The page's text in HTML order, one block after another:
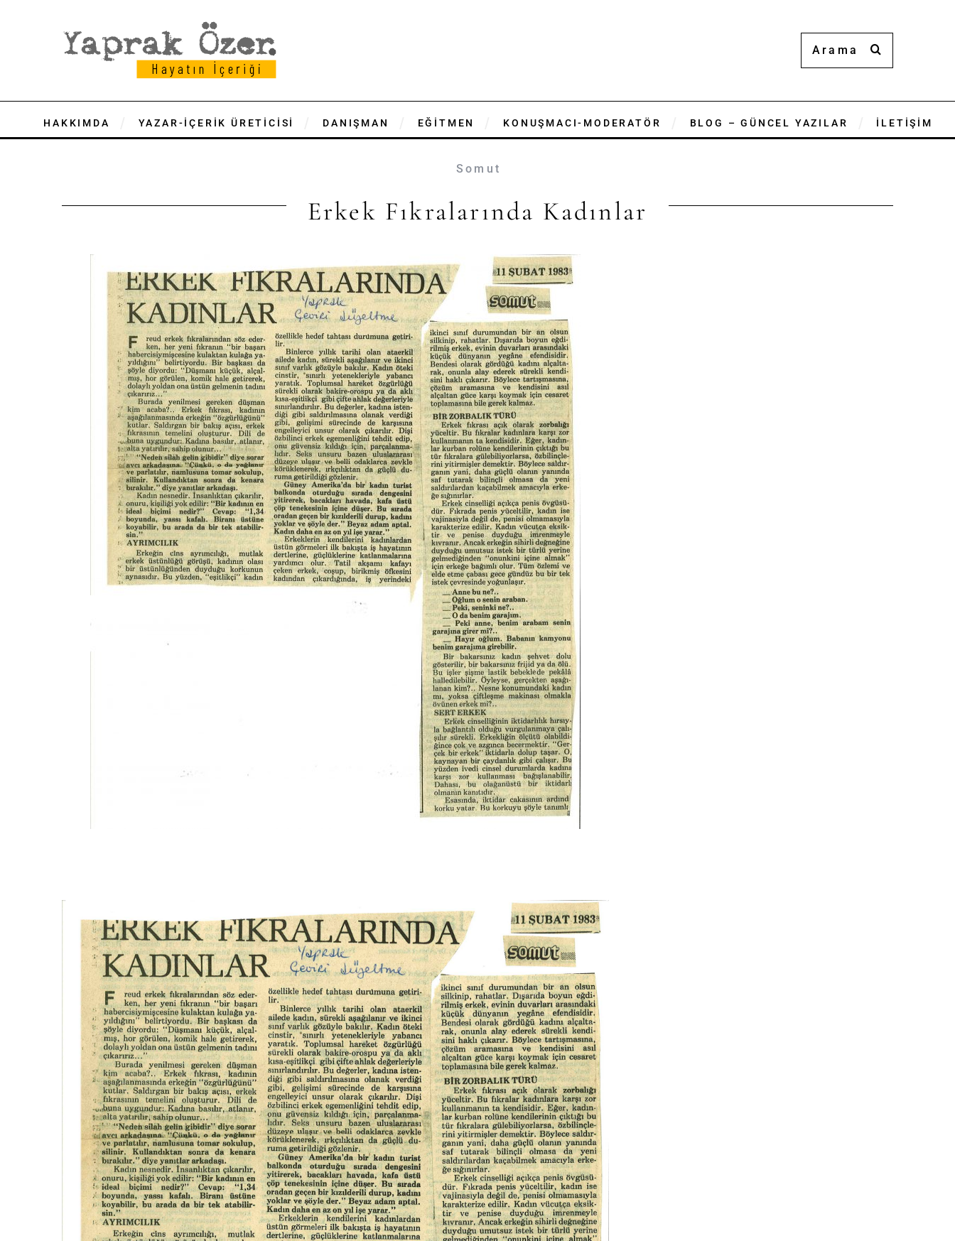
HAKKIMDA YAZAR-İÇERİK ÜRETİCİSİ DANIŞMAN EĞİTMEN KONUŞMACI-MODERATÖR BLOG – GÜNCEL YAZILAR İLETİŞİM
Somut
Erkek Fıkralarında Kadınlar